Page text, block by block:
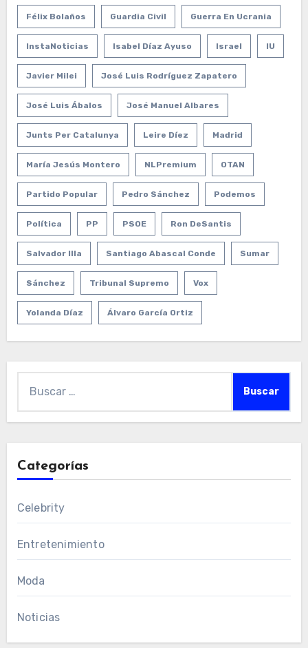
Félix Bolaños Guardia Civil Guerra En Ucrania
InstaNoticias Isabel Díaz Ayuso Israel IU
Javier Milei José Luis Rodríguez Zapatero
José Luis Ábalos José Manuel Albares
Junts Per Catalunya Leire Díez Madrid
María Jesús Montero NLPremium OTAN
Partido Popular Pedro Sánchez Podemos
Política PP PSOE Ron DeSantis
Salvador Illa Santiago Abascal Conde Sumar
Sánchez Tribunal Supremo Vox
Yolanda Díaz Álvaro García Ortiz
Categorías
Celebrity
Entretenimiento
Moda
Noticias